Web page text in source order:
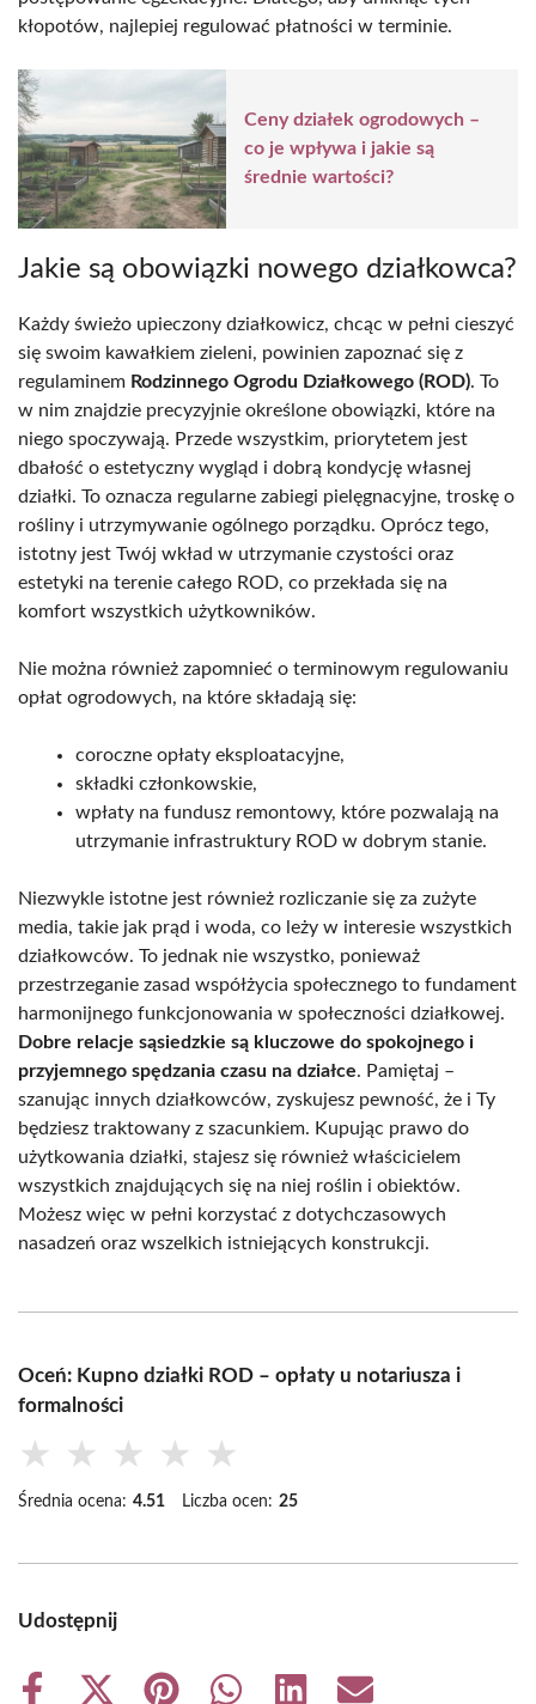
kłopotów, najlepiej regulować płatności w terminie.
Ceny działek ogrodowych –
co je wpływa i jakie są
średnie wartości?
Jakie są obowiązki nowego działkowca?
Każdy świeżo upieczony działkowicz, chcąc w pełni cieszyć
się swoim kawałkiem zieleni, powinien zapoznać się z
regulaminem Rodzinnego Ogrodu Działkowego (ROD). To
w nim znajdzie precyzyjnie określone obowiązki, które na
niego spoczywają. Przede wszystkim, priorytetem jest
dbałość o estetyczny wygląd i dobrą kondycję własnej
działki. To oznacza regularne zabiegi pielęgnacyjne, troskę o
rośliny i utrzymywanie ogólnego porządku. Oprócz tego,
istotny jest Twój wkład w utrzymanie czystości oraz
estetyki na terenie całego ROD, co przekłada się na
komfort wszystkich użytkowników.
Nie można również zapomnieć o terminowym regulowaniu
opłat ogrodowych, na które składają się:
coroczne opłaty eksploatacyjne,
składki członkowskie,
wpłaty na fundusz remontowy, które pozwalają na
utrzymanie infrastruktury ROD w dobrym stanie.
Niezwykle istotne jest również rozliczanie się za zużyte
media, takie jak prąd i woda, co leży w interesie wszystkich
działkowców. To jednak nie wszystko, ponieważ
przestrzeganie zasad współżycia społecznego to fundament
harmonijnego funkcjonowania w społeczności działkowej.
Dobre relacje sąsiedzkie są kluczowe do spokojnego i
przyjemnego spędzania czasu na działce. Pamiętaj –
szanując innych działkowców, zyskujesz pewność, że i Ty
będziesz traktowany z szacunkiem. Kupując prawo do
użytkowania działki, stajesz się również właścicielem
wszystkich znajdujących się na niej roślin i obiektów.
Możesz więc w pełni korzystać z dotychczasowych
nasadzeń oraz wszelkich istniejących konstrukcji.
Oceń: Kupno działki ROD – opłaty u notariusza i
formalności
★ ★ ★ ★ ★
Średnia ocena: 4.51 Liczba ocen: 25
Udostępnij
Share
Share
Share
Share
Share
Share